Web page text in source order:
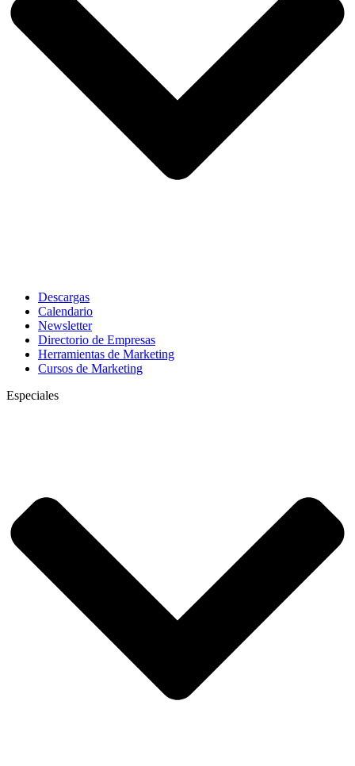
Descargas
Calendario
Newsletter
Directorio de Empresas
Herramientas de Marketing
Cursos de Marketing
Especiales